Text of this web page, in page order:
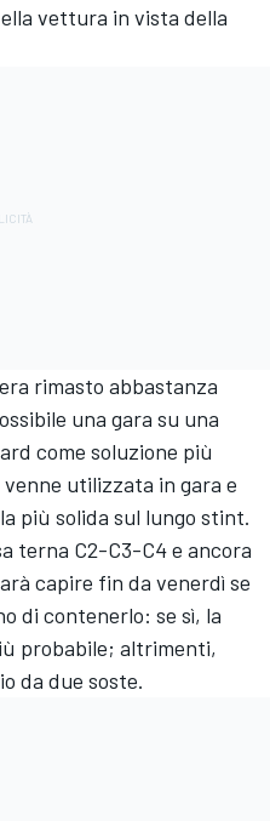
vettura in vista della
rimasto abbastanza
una gara su una
come soluzione più
utilizzata in gara e
più solida sul lungo stint.
terna C2-C3-C4 e ancora
capire fin da venerdì se
di contenerlo: se sì, la
probabile; altrimenti,
da due soste.